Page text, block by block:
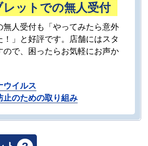
レットでの無人受付
無人受付も「やってみたら意外
！」と好評です。店舗にはスタ
ので、困ったらお気軽にお声か
ウイルス
止のための取り組み